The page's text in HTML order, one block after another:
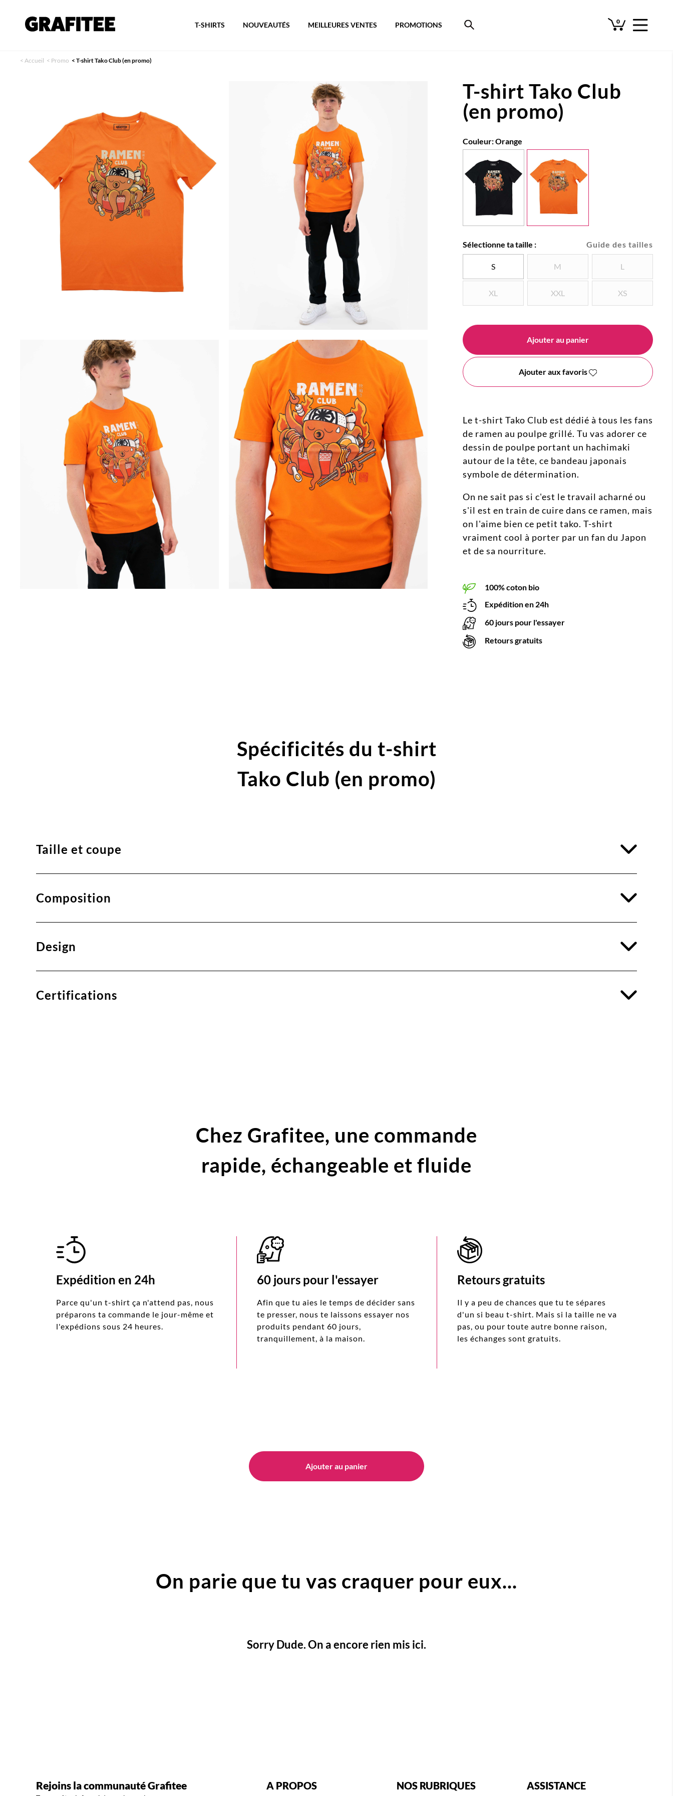
0
T-SHIRTS NOUVEAUTÉS MEILLEURES VENTES PROMOTIONS
< Accueil < Promo < T-shirt Tako Club (en promo)
T-shirt Tako Club
(en promo)
Couleur:Orange
Guide des tailles
Sélectionne ta taille :
S M L
XL XXL XS
Ajouter au panier
Ajouter aux favoris
Le t-shirt Tako Club est dédié à tous les fans
de ramen au poulpe grillé. Tu vas adorer ce
dessin de poulpe portant un hachimaki
autour de la tête, ce bandeau japonais
symbole de détermination.
On ne sait pas si c'est le travail acharné ou
s'il est en train de cuire dans ce ramen, mais
on l'aime bien ce petit tako. T-shirt
vraiment cool à porter par un fan du Japon
et de sa nourriture.
100% coton bio
Expédition en 24h
60 jours pour l'essayer
Retours gratuits
Spécificités du t-shirt
Tako Club (en promo)
Taille et coupe
Composition
Design
Certifications
Chez Grafitee, une commande
rapide, échangeable et fluide
Expédition en 24h
Parce qu'un t-shirt ça n'attend pas, nous
préparons ta commande le jour-même et
l'expédions sous 24 heures.
60 jours pour l'essayer
Afin que tu aies le temps de décider sans
te presser, nous te laissons essayer nos
produits pendant 60 jours,
tranquillement, à la maison.
Retours gratuits
Il y a peu de chances que tu te sépares
d'un si beau t-shirt. Mais si la taille ne va
pas, ou pour toute autre bonne raison,
les échanges sont gratuits.
Ajouter au panier
On parie que tu vas craquer pour eux...
Sorry Dude. On a encore rien mis ici.
Rejoins la communauté Grafitee A PROPOS NOS RUBRIQUES ASSISTANCE